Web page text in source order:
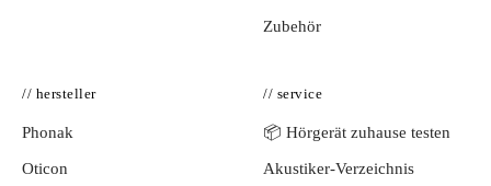
Zubehör
// hersteller
Phonak
Oticon
// service
📦 Hörgerät zuhause testen
Akustiker-Verzeichnis